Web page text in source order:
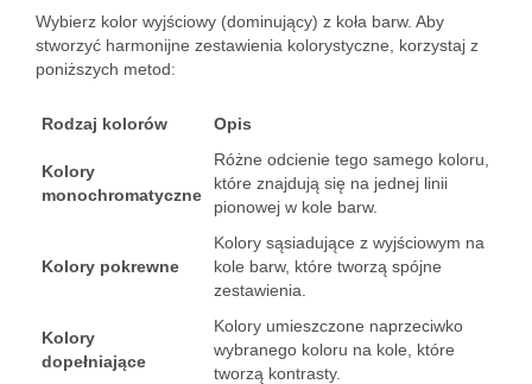
Wybierz kolor wyjściowy (dominujący) z koła barw. Aby
stworzyć harmonijne zestawienia kolorystyczne, korzystaj z
poniższych metod:
Rodzaj kolorów Opis
Kolory
monochromatyczne
Różne odcienie tego samego koloru,
które znajdują się na jednej linii
pionowej w kole barw.
Kolory pokrewne
Kolory sąsiadujące z wyjściowym na
kole barw, które tworzą spójne
zestawienia.
Kolory
dopełniające
Kolory umieszczone naprzeciwko
wybranego koloru na kole, które
tworzą kontrasty.